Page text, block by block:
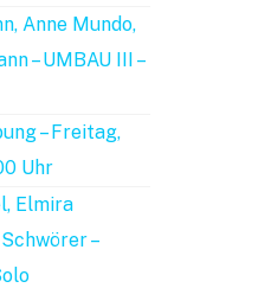
Anne Mundo,
– UMBAU III –
– Freitag,
Uhr
Elmira
–